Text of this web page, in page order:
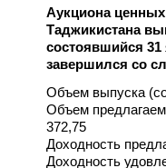
Аукциона
Таджикистана
состоявшийся 31
завершился со
Объем выпуска
Объем
372,75
Доходность
Доходность